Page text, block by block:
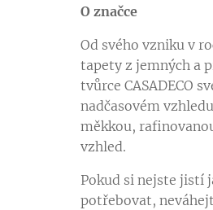
O značce
Od svého vzniku v
tapety z jemných a
tvůrce CASADECO
nadčasovém
měkkou,
vzhled.
Pokud si nejste jistí
potřebovat,